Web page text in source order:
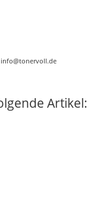
info@tonervoll.de
Artikel: